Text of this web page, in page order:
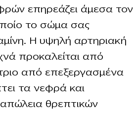
επηρεάζει άμεσα τον
το σώμα σας
Η υψηλή αρτηριακή
προκαλείται από
από επεξεργασμένα
τα νεφρά και
θρεπτικών